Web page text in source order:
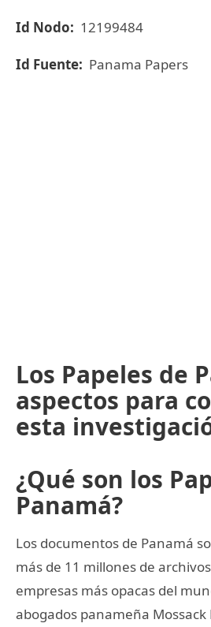
Id Nodo: 12199484
Id Fuente: Panama Papers
Los Papeles de
aspectos para
esta
¿Qué son los
Panamá?
Los documentos de Panamá
más de 11 millones de
empresas más opacas del
abogados panameña Mossack